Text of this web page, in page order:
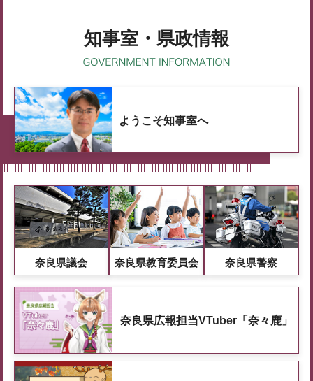
知事室・県政情報
ようこそ知事室へ
奈良県議会 奈良県教育委員会 奈良県警察
奈良県広報担当VTuber「奈々鹿」